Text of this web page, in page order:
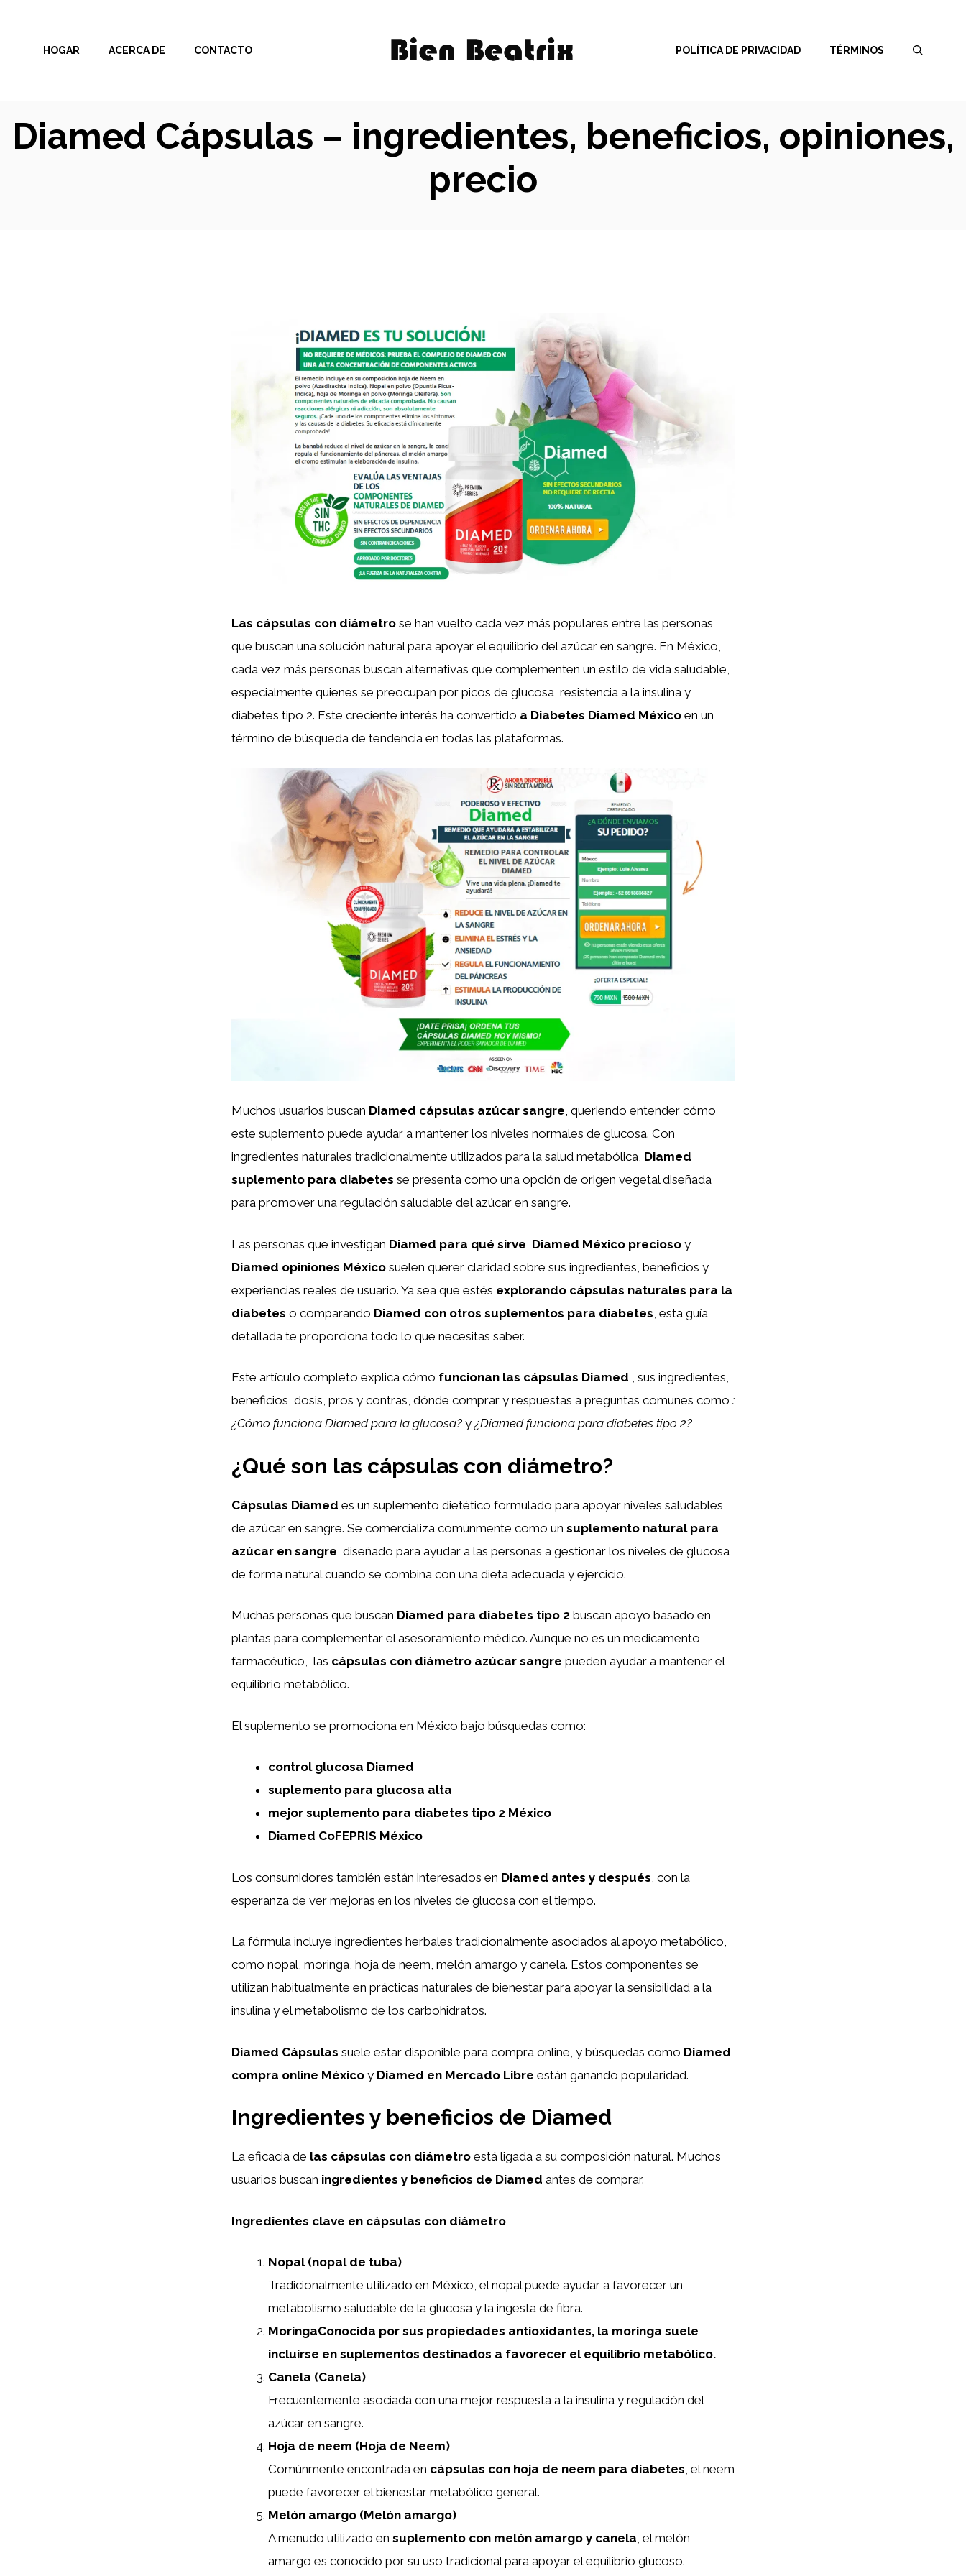
HOGAR ACERCA DE CONTACTO POLÍTICA DE PRIVACIDAD TÉRMINOS
Diamed Cápsulas – ingredientes, beneficios, opiniones,
precio
Las cápsulas con diámetro se han vuelto cada vez más populares entre las personas
que buscan una solución natural para apoyar el equilibrio del azúcar en sangre. En México,
cada vez más personas buscan alternativas que complementen un estilo de vida saludable,
especialmente quienes se preocupan por picos de glucosa, resistencia a la insulina y
diabetes tipo 2. Este creciente interés ha convertido a Diabetes Diamed México en un
término de búsqueda de tendencia en todas las plataformas.
Muchos usuarios buscan Diamed cápsulas azúcar sangre, queriendo entender cómo
este suplemento puede ayudar a mantener los niveles normales de glucosa. Con
ingredientes naturales tradicionalmente utilizados para la salud metabólica, Diamed
suplemento para diabetes se presenta como una opción de origen vegetal diseñada
para promover una regulación saludable del azúcar en sangre.
Las personas que investigan Diamed para qué sirve Diamed México precioso y
Diamed opiniones México suelen querer claridad sobre sus ingredientes, beneficios y
experiencias reales de usuario. Ya sea que estés explorando cápsulas naturales para la
diabetes o comparando Diamed con otros suplementos para diabetes , esta guía
detallada te proporciona todo lo que necesitas saber.
Este artículo completo explica cómo funcionan las cápsulas Diamed , sus ingredientes,
beneficios, dosis, pros y contras, dónde comprar y respuestas a preguntas comunes como :
¿Cómo funciona Diamed para la glucosa? y¿Diamed funciona para diabetes tipo 2?
¿Qué son las cápsulas con diámetro?
Cápsulas Diamed es un suplemento dietético formulado para apoyar niveles saludables
de azúcar en sangre. Se comercializa comúnmente como un suplemento natural para
azúcar en sangre , diseñado para ayudar a las personas a gestionar los niveles de glucosa
de forma natural cuando se combina con una dieta adecuada y ejercicio.
Muchas personas que buscan Diamed para diabetes tipo 2 buscan apoyo basado en
plantas para complementar el asesoramiento médico. Aunque no es un medicamento
farmacéutico, las cápsulas con diámetro azúcar sangre pueden ayudar a mantener el
equilibrio metabólico.
El suplemento se promociona en México bajo búsquedas como:
control glucosa Diamed
suplemento para glucosa alta
mejor suplemento para diabetes tipo 2 México
Diamed CoFEPRIS México
Los consumidores también están interesados en Diamed antes y después , con la
esperanza de ver mejoras en los niveles de glucosa con el tiempo.
La fórmula incluye ingredientes herbales tradicionalmente asociados al apoyo metabólico,
como nopal, moringa, hoja de neem, melón amargo y canela. Estos componentes se
utilizan habitualmente en prácticas naturales de bienestar para apoyar la sensibilidad a la
insulina y el metabolismo de los carbohidratos.
Diamed Cápsulas suele estar disponible para compra online, y búsquedas como Diamed
compra online México y Diamed en Mercado Libre están ganando popularidad.
Ingredientes y beneficios de Diamed
La eficacia de las cápsulas con diámetro está ligada a su composición natural. Muchos
usuarios buscan ingredientes y beneficios de Diamed antes de comprar.
Ingredientes clave en cápsulas con diámetro
Nopal (nopal de tuba)
Tradicionalmente utilizado en México, el nopal puede ayudar a favorecer un
metabolismo saludable de la glucosa y la ingesta de fibra.
MoringaConocida por sus propiedades antioxidantes, la moringa suele
incluirse en suplementos destinados a favorecer el equilibrio metabólico.
Canela (Canela)
Frecuentemente asociada con una mejor respuesta a la insulina y regulación del
azúcar en sangre.
Hoja de neem (Hoja de Neem)
Comúnmente encontrada en cápsulas con hoja de neem para diabetes, el neem
puede favorecer el bienestar metabólico general.
Melón amargo (Melón amargo)
A menudo utilizado en suplemento con melón amargo y canela, el melón
amargo es conocido por su uso tradicional para apoyar el equilibrio glucoso.